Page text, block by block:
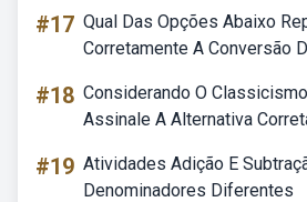
#17 Qual Das Opções Abaixo
Corretamente A Conversão
#18 Considerando O
Assinale A Alternativa
#19 Atividades Adição E
Denominadores Diferentes